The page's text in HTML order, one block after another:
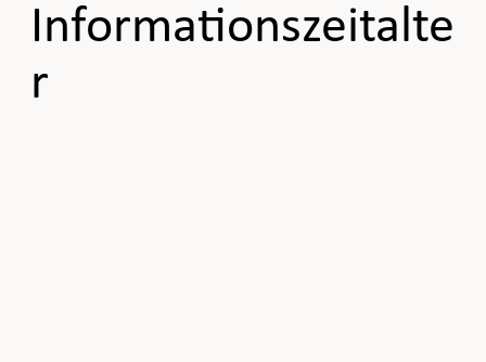
Informationszeitalte
r